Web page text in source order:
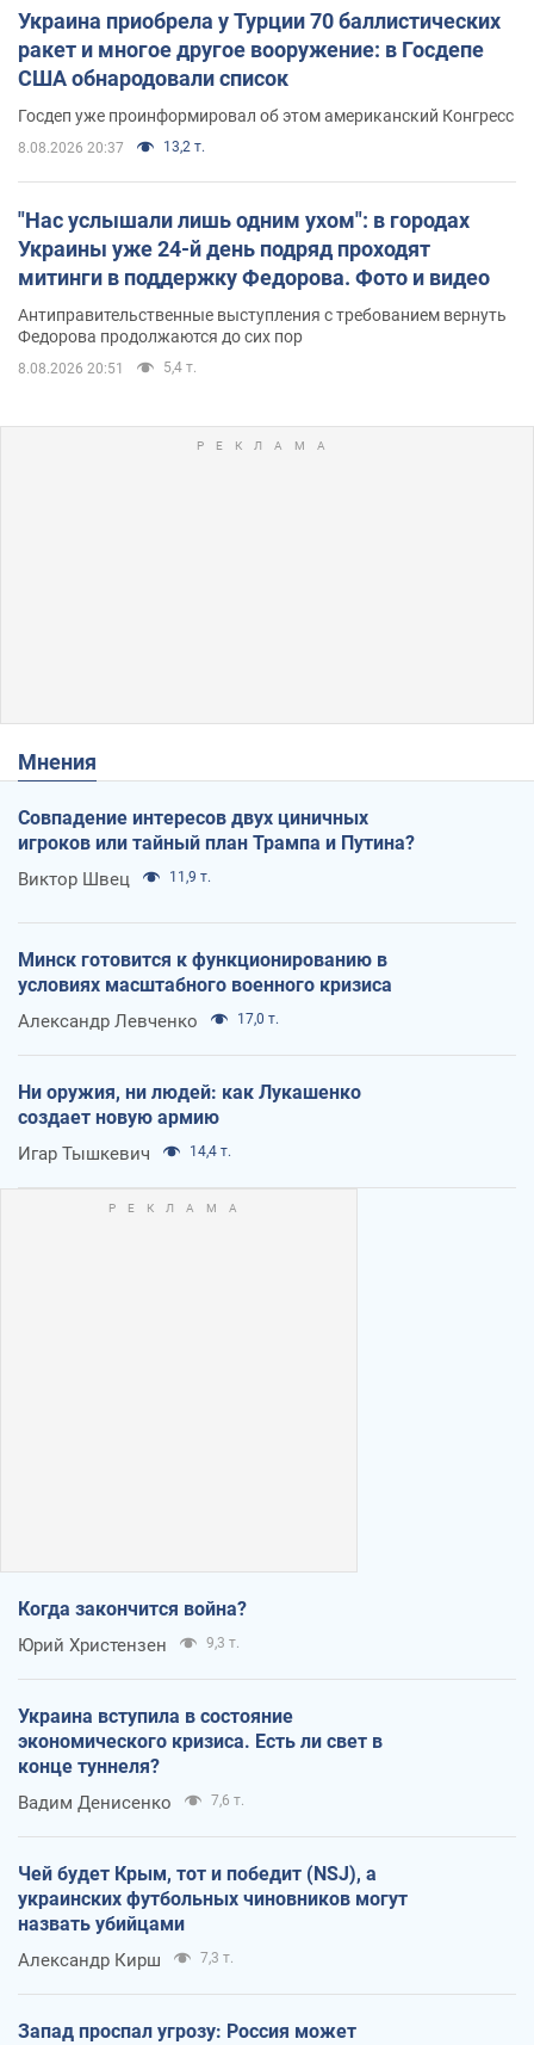
Украина приобрела у Турции 70 баллистических
ракет и многое другое вооружение: в Госдепе
США обнародовали список
Госдеп уже проинформировал об этом американский Конгресс
8.08.2026 20:37 13,2 т.
"Нас услышали лишь одним ухом": в городах
Украины уже 24-й день подряд проходят
митинги в поддержку Федорова. Фото и видео
Антиправительственные выступления с требованием вернуть
Федорова продолжаются до сих пор
8.08.2026 20:51 5,4 т.
Мнения
Совпадение интересов двух циничных
игроков или тайный план Трампа и Путина?
Виктор Швец 11,9 т.
Минск готовится к функционированию в
условиях масштабного военного кризиса
Александр Левченко 17,0 т.
Ни оружия, ни людей: как Лукашенко
создает новую армию
Игар Тышкевич 14,4 т.
Когда закончится война?
Юрий Христензен 9,3 т.
Украина вступила в состояние
экономического кризиса. Есть ли свет в
конце туннеля?
Вадим Денисенко 7,6 т.
Чей будет Крым, тот и победит (NSJ), а
украинских футбольных чиновников могут
назвать убийцами
Александр Кирш 7,3 т.
Запад проспал угрозу: Россия может